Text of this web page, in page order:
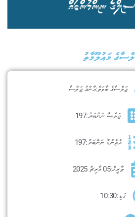
މަޢުލޫމާތު
ޖަލްސާގެ ބާވަތް:ޢާންމު ޖަލްސާ
ޖަލްސާ ނަންބަރު:197
އެޖެންޑާ ނަންބަރު:197
ތާރީޚް:05 މާރިޗު 2025
ގަޑި:10:30